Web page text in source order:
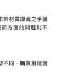
後付」服務完成之交
相關給付款項請求債
同意方可使用
本公司不負相關責